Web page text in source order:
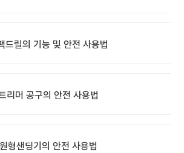
드릴의 기능 및 안전 사용법
리머 공구의 안전 사용법
원형샌딩기의 안전 사용법